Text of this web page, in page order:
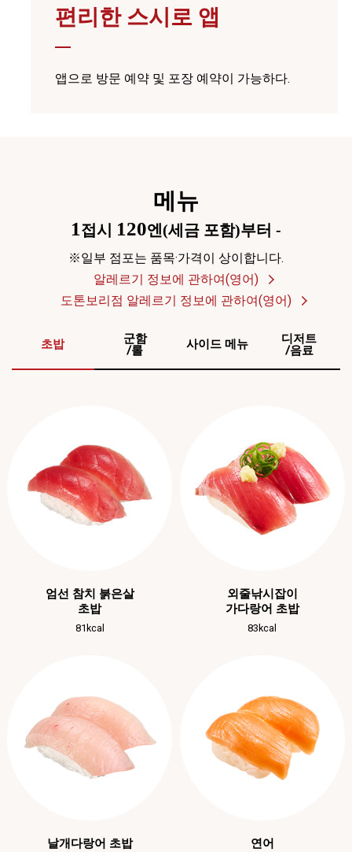
편리한 스시로 앱
앱으로 방문 예약 및 포장 예약이 가능하다.
메뉴
1접시 120엔(세금 포함)부터 -
※일부 점포는 품목·가격이 상이합니다.
알레르기 정보에 관하여(영어)
도톤보리점 알레르기 정보에 관하여(영어)
초밥
군함
/롤
사이드 메뉴
디저트
/음료
엄선 참치 붉은살
초밥
81kcal
외줄낚시잡이
가다랑어 초밥
83kcal
날개다랑어 초밥 연어